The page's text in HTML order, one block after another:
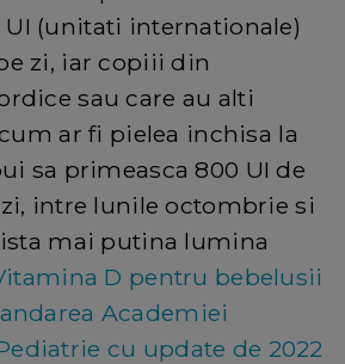
(unitati internationale)
zi, iar copiii din
sau care au alti
ar fi pielea inchisa la
sa primeasca 800 UI de
intre lunile octombrie si
mai putina lumina
D pentru bebelusii
Academiei
cu update de 2022